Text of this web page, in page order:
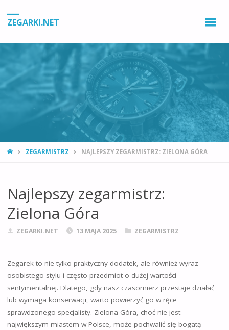
ZEGARKI.NET
STRONA
ZEGARMISTRZ NAJLEPSZY ZEGARMISTRZ: ZIELONA GÓRA
Najlepszy zegarmistrz:
Zielona Góra
ZEGARKI.NET 13 MAJA 2025 ZEGARMISTRZ
Zegarek to nie tylko praktyczny dodatek, ale również wyraz
osobistego stylu i często przedmiot o dużej wartości
sentymentalnej. Dlatego, gdy nasz czasomierz przestaje działać
lub wymaga konserwacji, warto powierzyć go w ręce
sprawdzonego specjalisty. Zielona Góra, choć nie jest
największym miastem w Polsce, może pochwalić się bogatą